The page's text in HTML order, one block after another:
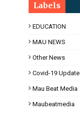
Labels
EDUCATION
MAU NEWS
Other News
Covid-19 Update
Mau Beat Media
Maubeatmedia